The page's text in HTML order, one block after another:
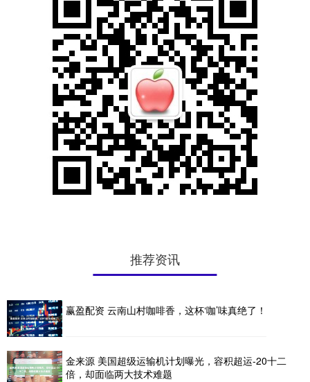
推荐资讯
赢盈配资 云南山村咖啡香，这杯‘咖’味真绝了！
金来源 美国超级运输机计划曝光，容积超运-20十二
倍，却面临两大技术难题